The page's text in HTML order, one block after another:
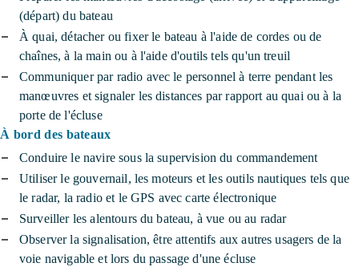
(départ) du bateau
À quai, détacher ou fixer le bateau à l'aide de cordes ou de
chaînes, à la main ou à l'aide d'outils tels qu'un treuil
Communiquer par radio avec le personnel à terre pendant les
manœuvres et signaler les distances par rapport au quai ou à la
porte de l'écluse
À bord des bateaux
Conduire le navire sous la supervision du commandement
Utiliser le gouvernail, les moteurs et les outils nautiques tels que
le radar, la radio et le GPS avec carte électronique
Surveiller les alentours du bateau, à vue ou au radar
Observer la signalisation, être attentifs aux autres usagers de la
voie navigable et lors du passage d'une écluse